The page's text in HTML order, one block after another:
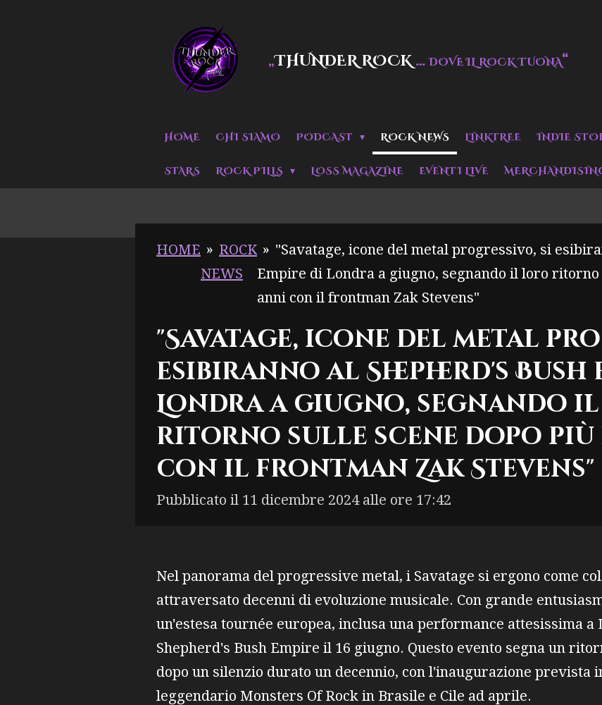
„THUNDER ROCK…DOVE IL ROCK TUONA“
HOME CHI SIAMO PODCAST ROCK NEWS LINKTREE INDIE
STARS ROCK PILLS LOSS MAGAZINE EVENTI LIVE
HOME » ROCK
NEWS
» "Savatage, icone del metal progressivo, si
Empire di Londra a giugno, segnando il loro
anni con il frontman Zak Stevens"
"Savatage, icone del metal
esibiranno al Shepherd's Bush
Londra a giugno, segnando
ritorno sulle scene dopo più
con il frontman Zak Stevens"
Pubblicato il 11 dicembre 2024 alle ore 17:42
Nel panorama del progressive metal, i Savatage si ergono come
attraversato decenni di evoluzione musicale. Con grande
un'estesa tournée europea, inclusa una performance attesissima a
Shepherd's Bush Empire il 16 giugno. Questo evento segna un
dopo un silenzio durato un decennio, con l'inaugurazione prevista
leggendario Monsters Of Rock in Brasile e Cile ad aprile.